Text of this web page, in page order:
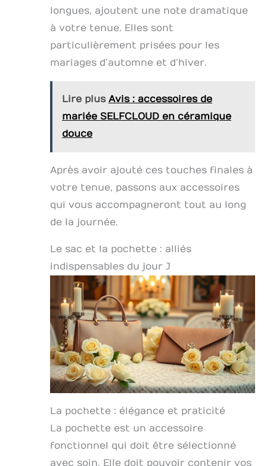
longues, ajoutent une note dramatique
à votre tenue. Elles sont
particulièrement prisées pour les
mariages d’automne et d’hiver.
Lire plus Avis : accessoires de
mariée SELFCLOUD en céramique
douce
Après avoir ajouté ces touches finales à
votre tenue, passons aux accessoires
qui vous accompagneront tout au long
de la journée.
Le sac et la pochette : alliés
indispensables du jour J
La pochette : élégance et praticité
La pochette est un accessoire
fonctionnel qui doit être sélectionné
avec soin. Elle doit pouvoir contenir vos